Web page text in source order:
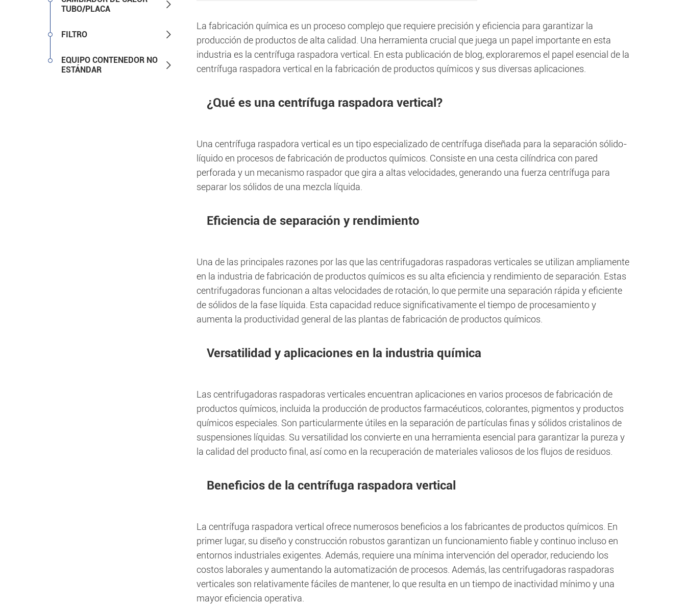
TUBO/PLACA

FILTRO 
EQUIPO CONTENEDOR NO
ESTÁNDAR

La fabricación química es un proceso complejo que requiere precisión y eficiencia para garantizar la
producción de productos de alta calidad. Una herramienta crucial que juega un papel importante en esta
industria es la centrífuga raspadora vertical. En esta publicación de blog, exploraremos el papel esencial de la
centrífuga raspadora vertical en la fabricación de productos químicos y sus diversas aplicaciones.
¿Qué es una centrífuga raspadora vertical?
Una centrífuga raspadora vertical es un tipo especializado de centrífuga diseñada para la separación sólido-
líquido en procesos de fabricación de productos químicos. Consiste en una cesta cilíndrica con pared
perforada y un mecanismo raspador que gira a altas velocidades, generando una fuerza centrífuga para
separar los sólidos de una mezcla líquida.
Eficiencia de separación y rendimiento
Una de las principales razones por las que las centrifugadoras raspadoras verticales se utilizan ampliamente
en la industria de fabricación de productos químicos es su alta eficiencia y rendimiento de separación. Estas
centrifugadoras funcionan a altas velocidades de rotación, lo que permite una separación rápida y eficiente
de sólidos de la fase líquida. Esta capacidad reduce significativamente el tiempo de procesamiento y
aumenta la productividad general de las plantas de fabricación de productos químicos.
Versatilidad y aplicaciones en la industria química
Las centrifugadoras raspadoras verticales encuentran aplicaciones en varios procesos de fabricación de
productos químicos, incluida la producción de productos farmacéuticos, colorantes, pigmentos y productos
químicos especiales. Son particularmente útiles en la separación de partículas finas y sólidos cristalinos de
suspensiones líquidas. Su versatilidad los convierte en una herramienta esencial para garantizar la pureza y
la calidad del producto final, así como en la recuperación de materiales valiosos de los flujos de residuos.
Beneficios de la centrífuga raspadora vertical
La centrífuga raspadora vertical ofrece numerosos beneficios a los fabricantes de productos químicos. En
primer lugar, su diseño y construcción robustos garantizan un funcionamiento fiable y continuo incluso en
entornos industriales exigentes. Además, requiere una mínima intervención del operador, reduciendo los
costos laborales y aumentando la automatización de procesos. Además, las centrifugadoras raspadoras
verticales son relativamente fáciles de mantener, lo que resulta en un tiempo de inactividad mínimo y una
mayor eficiencia operativa.